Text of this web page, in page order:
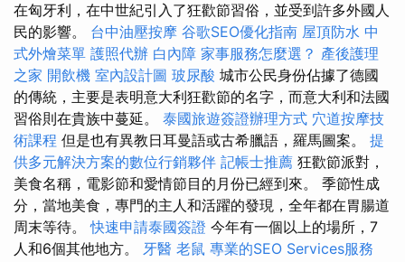
在匈牙利，在中世紀引入了狂歡節習俗，並受到許多外國人
民的影響。 台中油壓按摩 谷歌SEO優化指南 屋頂防水 中
式外燴菜單 護照代辦 白內障 家事服務怎麼選？ 產後護理
之家 開飲機 室內設計圖 玻尿酸 城市公民身份佔據了德國
的傳統，主要是表明意大利狂歡節的名字，而意大利和法國
習俗則在貴族中蔓延。 泰國旅遊簽證辦理方式 穴道按摩技
術課程 但是也有異教日耳曼語或古希臘語，羅馬圖案。 提
供多元解決方案的數位行銷夥伴 記帳士推薦 狂歡節派對，
美食名稱，電影節和愛情節目的月份已經到來。 季節性成
分，當地美食，專門的主人和活躍的發現，全年都在胃腸道
周末等待。快速申請泰國簽證 今年有一個以上的場所，7
人和6個其他地方。 牙醫 老鼠 專業的SEO Services服務